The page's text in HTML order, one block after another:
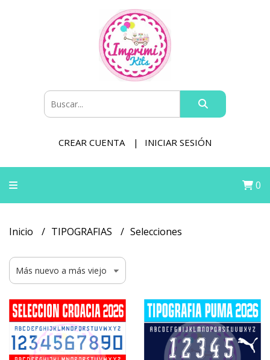
CREAR CUENTA INICIAR SESIÓN
0
Inicio TIPOGRAFIAS Selecciones